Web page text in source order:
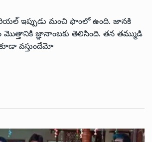
ఇప్పుడు మంచి ఫాంలో ఉంది. జానకి
మొత్తానికి జ్ఞానాంబకు తెలిసింది. తన తమ్ముడి
వస్తుందేమో